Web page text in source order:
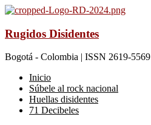
Rugidos Disidentes
Bogotá - Colombia | ISSN 2619-5569
Inicio
Súbele al rock nacional
Huellas disidentes
71 Decibeles